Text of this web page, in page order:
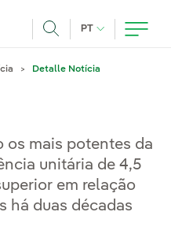
PT IDIOMA ATUAL,
Detalle Notícia
os mais potentes da
unitária de 4,5
em relação
há duas décadas